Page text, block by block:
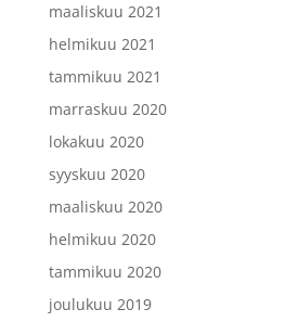
maaliskuu 2021
helmikuu 2021
tammikuu 2021
marraskuu 2020
lokakuu 2020
syyskuu 2020
maaliskuu 2020
helmikuu 2020
tammikuu 2020
joulukuu 2019